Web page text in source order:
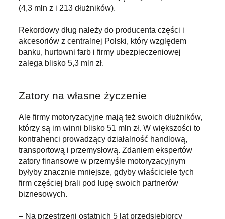
(4,3 mln z i 213 dłużników).
Rekordowy dług należy do producenta części i
akcesoriów z centralnej Polski, który względem
banku, hurtowni farb i firmy ubezpieczeniowej
zalega blisko 5,3 mln zł.
Zatory na własne życzenie
Ale firmy motoryzacyjne mają też swoich dłużników,
którzy są im winni blisko 51 mln zł. W większości to
kontrahenci prowadzący działalność handlową,
transportową i przemysłową. Zdaniem ekspertów
zatory finansowe w przemyśle motoryzacyjnym
byłyby znacznie mniejsze, gdyby właściciele tych
firm częściej brali pod lupę swoich partnerów
biznesowych.
– Na przestrzeni ostatnich 5 lat przedsiębiorcy